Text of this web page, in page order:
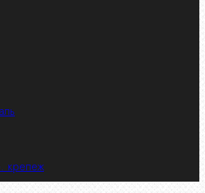
крепеж